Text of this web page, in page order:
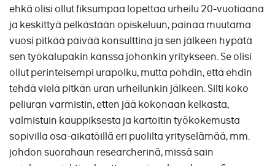
ehkä olisi ollut fiksumpaa lopettaa urheilu 20-vuotiaana
ja keskittyä pelkästään opiskeluun, painaa muutama
vuosi pitkää päivää konsulttina ja sen jälkeen hypätä
sen työkalupakin kanssa johonkin yritykseen. Se olisi
ollut perinteisempi urapolku, mutta pohdin, että ehdin
tehdä vielä pitkän uran urheilunkin jälkeen. Silti koko
peliuran varmistin, etten jää kokonaan kelkasta,
valmistuin kauppiksesta ja kartoitin työkokemusta
sopivilla osa-aikatöillä eri puolilta yrityselämää, mm.
johdon suorahaun researcherinä, missä sain